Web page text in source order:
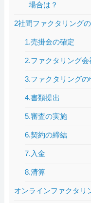
場合は？
2社間ファクタリング
1.売掛金の確定
2.ファクタリング会
3.ファクタリングの
4.書類提出
5.審査の実施
6.契約の締結
7.入金
8.清算
オンラインファクタリ